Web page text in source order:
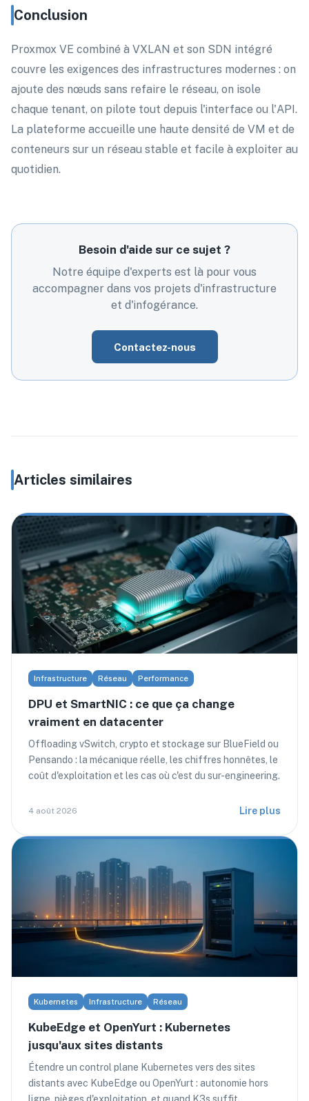
Conclusion
Proxmox VE combiné à VXLAN et son SDN intégré
couvre les exigences des infrastructures modernes : on
ajoute des nœuds sans refaire le réseau, on isole
chaque tenant, on pilote tout depuis l'interface ou l'API.
La plateforme accueille une haute densité de VM et de
conteneurs sur un réseau stable et facile à exploiter au
quotidien.
Besoin d'aide sur ce sujet ?
Notre équipe d'experts est là pour vous
accompagner dans vos projets d'infrastructure
et d'infogérance.
Contactez-nous
Articles similaires
Infrastructure Réseau Performance
DPU et SmartNIC : ce que ça change
vraiment en datacenter
Offloading vSwitch, crypto et stockage sur BlueField ou
Pensando : la mécanique réelle, les chiffres honnêtes, le
coût d'exploitation et les cas où c'est du sur-engineering.
4 août 2026 Lire plus
Kubernetes Infrastructure Réseau
KubeEdge et OpenYurt : Kubernetes
jusqu'aux sites distants
Étendre un control plane Kubernetes vers des sites
distants avec KubeEdge ou OpenYurt : autonomie hors